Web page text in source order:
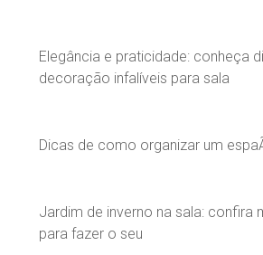
Elegância e praticidade: conheça
decoração infalíveis para sala
Dicas de como organizar um
Jardim de inverno na sala: confira
para fazer o seu